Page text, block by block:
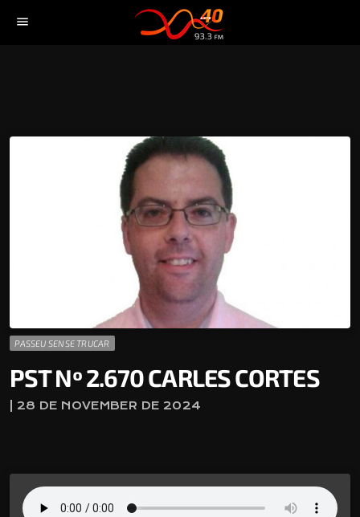
menu
PASSEU SENSE TRUCAR
PST Nº 2.670 CARLES CORTES
| 28 DE NOVEMBER DE 2024